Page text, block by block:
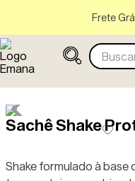
Frete
Buscar
Sachê Shake
Shake formulado à base